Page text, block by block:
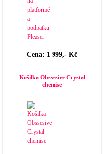
Cena: 1 999,- Kč
Košilka Obssesive Crystal
chemise